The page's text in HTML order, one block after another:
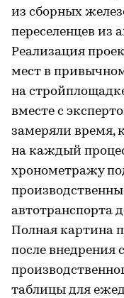
из сборных
переселенцев из
Реализация
мест в
на
вместе с
замеряли время,
на каждый
хронометражу
автотранспорта
Полная картина
после внедрения
таблицы для